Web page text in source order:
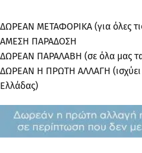
ΔΩΡΕΑΝ ΜΕΤΑΦΟΡΙΚΑ (για όλες
ΑΜΕΣΗ ΠΑΡΑΔΟΣΗ
ΔΩΡΕΑΝ ΠΑΡΑΛΑΒΗ (σε όλα μας
ΔΩΡΕΑΝ Η ΠΡΩΤΗ ΑΛΛΑΓΗ (ισχύει
Ελλάδας)